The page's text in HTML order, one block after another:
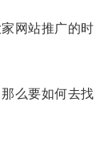
网站推广的时
么要如何去找